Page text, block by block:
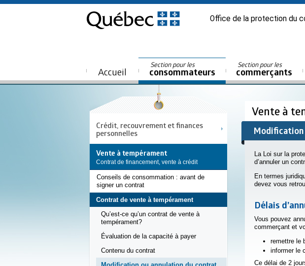
Office de la protection du
Accueil
Section pour les
consommateurs
Section pour les
commerçants
Crédit, recouvrement et finances
personnelles
Vente à tempérament
Contrat de financement, vente à crédit
Conseils de consommation : avant de
signer un contrat
Contrat de vente à tempérament
Qu’est-ce qu’un contrat de vente à
tempérament?
Évaluation de la capacité à payer
Contenu du contrat
Vente à
La Loi sur la
d’annuler un
En termes
devez vous
Délais
Vous pouvez
commerçant et
remettre le
informer le
Ce délai de 2